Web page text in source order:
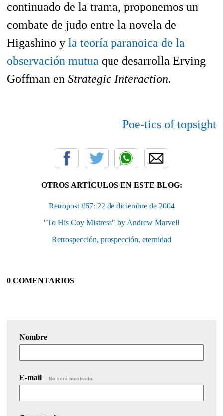
continuado de la trama, proponemos un
combate de judo entre la novela de
Higashino y la teoría paranoica de la
observación mutua que desarrolla Erving
Goffman en Strategic Interaction.
Poe-tics of topsight
OTROS ARTÍCULOS EN ESTE BLOG:
Retropost #67: 22 de diciembre de 2004
"To His Coy Mistress" by Andrew Marvell
Retrospección, prospección, eternidad
0 COMENTARIOS
Nombre
E-mail No será mostrado.